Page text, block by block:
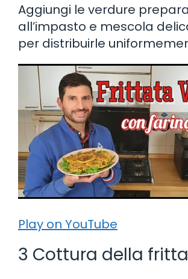
Aggiungi le verdure
all’impasto e mescola
per distribuirle
Play on YouTube
3 Cottura della